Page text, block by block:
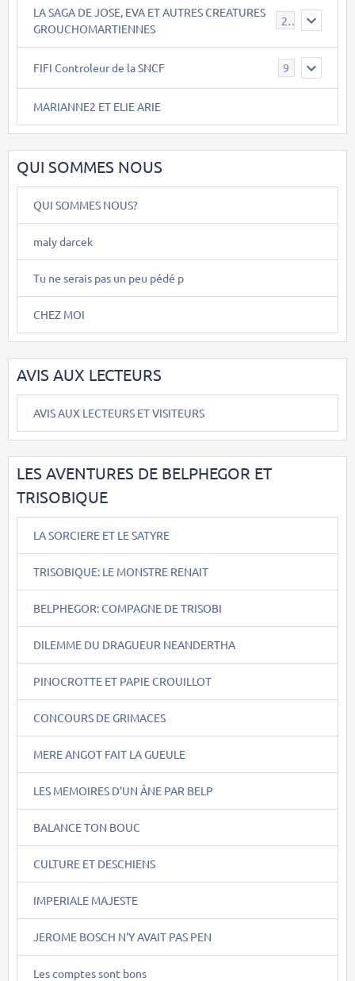
LA SAGA DE JOSE, EVA ET AUTRES CREATURES
GROUCHOMARTIENNES
26
FIFI Controleur de la SNCF 9
MARIANNE2 ET ELIE ARIE
QUI SOMMES NOUS
QUI SOMMES NOUS?
maly darcek
Tu ne serais pas un peu pédé p
CHEZ MOI
AVIS AUX LECTEURS
AVIS AUX LECTEURS ET VISITEURS
LES AVENTURES DE BELPHEGOR ET
TRISOBIQUE
LA SORCIERE ET LE SATYRE
TRISOBIQUE: LE MONSTRE RENAIT
BELPHEGOR: COMPAGNE DE TRISOBI
DILEMME DU DRAGUEUR NEANDERTHA
PINOCROTTE ET PAPIE CROUILLOT
CONCOURS DE GRIMACES
MERE ANGOT FAIT LA GUEULE
LES MEMOIRES D'UN ÂNE PAR BELP
BALANCE TON BOUC
CULTURE ET DESCHIENS
IMPERIALE MAJESTE
JEROME BOSCH N'Y AVAIT PAS PEN
Les comptes sont bons